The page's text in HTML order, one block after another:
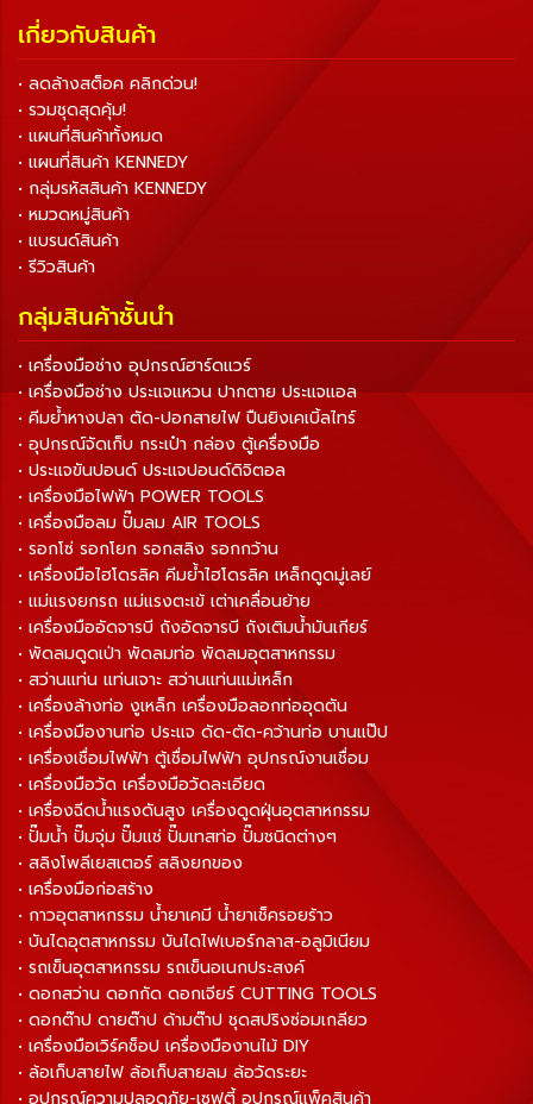
เกี่ยวกับสินค้า
• ลดล้างสต็อค คลิกด่วน!
• รวมชุดสุดคุ้ม!
• แผนที่สินค้าทั้งหมด
• แผนที่สินค้า KENNEDY
• กลุ่มรหัสสินค้า KENNEDY
• หมวดหมู่สินค้า
• แบรนด์สินค้า
• รีวิวสินค้า
กลุ่มสินค้าชั้นนำ
• เครื่องมือช่าง อุปกรณ์ฮาร์ดแวร์
• เครื่องมือช่าง ประแจแหวน ปากตาย ประแจแอล
• คีมย้ำหางปลา ตัด-ปอกสายไฟ ปืนยิงเคเบิ้ลไทร์
• อุปกรณ์จัดเก็บ กระเป๋า กล่อง ตู้เครื่องมือ
• ประแจขันปอนด์ ประแจปอนด์ดิจิตอล
• เครื่องมือไฟฟ้า POWER TOOLS
• เครื่องมือลม ปั๊มลม AIR TOOLS
• รอกโซ่ รอกโยก รอกสลิง รอกกว้าน
• เครื่องมือไฮโดรลิค คีมย้ำไฮโดรลิค เหล็กดูดมู่เลย์
• แม่แรงยกรถ แม่แรงตะเข้ เต่าเคลื่อนย้าย
• เครื่องมืออัดจารบี ถังอัดจารบี ถังเติมน้ำมันเกียร์
• พัดลมดูดเป่า พัดลมท่อ พัดลมอุตสาหกรรม
• สว่านแท่น แท่นเจาะ สว่านแท่นแม่เหล็ก
• เครื่องล้างท่อ งูเหล็ก เครื่องมือลอกท่ออุดตัน
• เครื่องมืองานท่อ ประแจ ดัด-ตัด-คว้านท่อ บานแป๊ป
• เครื่องเชื่อมไฟฟ้า ตู้เชื่อมไฟฟ้า อุปกรณ์งานเชื่อม
• เครื่องมือวัด เครื่องมือวัดละเอียด
• เครื่องฉีดน้ำแรงดันสูง เครื่องดูดฝุ่นอุตสาหกรรม
• ปั๊มน้ำ ปั๊มจุ่ม ปั๊มแช่ ปั๊มเทสท่อ ปั๊มชนิดต่างๆ
• สลิงโพลีเยสเตอร์ สลิงยกของ
• เครื่องมือก่อสร้าง
• กาวอุตสาหกรรม น้ำยาเคมี น้ำยาเช็ครอยร้าว
• บันไดอุตสาหกรรม บันไดไฟเบอร์กลาส-อลูมิเนียม
• รถเข็นอุตสาหกรรม รถเข็นอเนกประสงค์
• ดอกสว่าน ดอกกัด ดอกเจียร์ CUTTING TOOLS
• ดอกต๊าป ดายต๊าป ด้ามต๊าป ชุดสปริงซ่อมเกลียว
• เครื่องมือเวิร์คช็อป เครื่องมืองานไม้ DIY
• ล้อเก็บสายไฟ ล้อเก็บสายลม ล้อวัดระยะ